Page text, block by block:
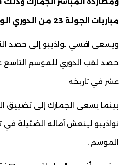
مباريات الجولة 23 من الدوري الوطني لكرة القدم .
ويسعى افسي نواذيبو إلى حصد
حصد لقب الدوري للموسم التاسع
عشر في تاريخه .
بينما يسعى الجمارك إلى تضييق
نواذيبو لينعش آماله الضئيلة في
الموسم .